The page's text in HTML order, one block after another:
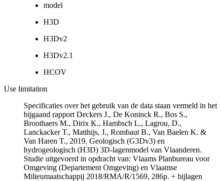
model
H3D
H3Dv2
H3Dv2.1
HCOV
Use limitation
Specificaties over het gebruik van de data staan vermeld in het
bijgaand rapport Deckers J., De Koninck R., Bos S.,
Broothaers M., Dirix K., Hambsch L., Lagrou, D.,
Lanckacker T., Matthijs, J., Rombaut B., Van Baelen K. &
Van Haren T., 2019. Geologisch (G3Dv3) en
hydrogeologisch (H3D) 3D-lagenmodel van Vlaanderen.
Studie uitgevoerd in opdracht van: Vlaams Planbureau voor
Omgeving (Departement Omgeving) en Vlaamse
Milieumaatschappij 2018/RMA/R/1569, 286p. + bijlagen